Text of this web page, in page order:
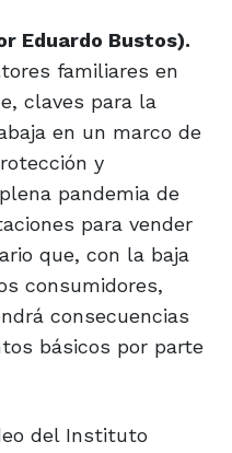
Eduardo Bustos).
familiares en
claves para la
en un marco de
y
pandemia de
para vender
que, con la baja
consumidores,
consecuencias
básicos por parte
del Instituto